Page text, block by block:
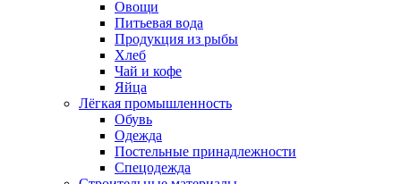
Овощи
Питьевая вода
Продукция из рыбы
Хлеб
Чай и кофе
Яйца
Лёгкая промышленность
Обувь
Одежда
Постельные принадлежности
Спецодежда